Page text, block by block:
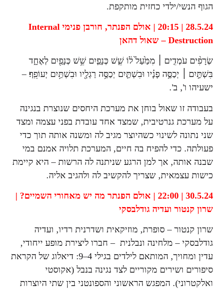
הגוף הנשי/ילדי כחזית מותקפת.
28.5.24 | 20:15 | אולם הפנתר, חורבן פנימי Internal
Destruction –
שאול דהאן
שְׂרָפִ֨ים עֹמְדִ֤ים ׀ מִמַּ֙עַל֙ ל֔וֹ שֵׁ֧שׁ כְּנָפַ֛יִם שֵׁ֥שׁ כְּנָפַ֖יִם לְאֶחָ֑ד
בִּשְׁתַּ֣יִם ׀ יְכַסֶּ֣ה פָנָ֗יו וּבִשְׁתַּ֛יִם יְכַסֶּ֥ה רַגְלָ֖יו וּבִשְׁתַּ֥יִם יְעוֹפֵֽף׃ –
ישעיהו ו', ב'.
בעבודה זו שאול בוחן את מערכת היחסים שנוצרת בנגינה
על מערכת גנרטיבית, שמצד אחד עובדת בפני עצמה ומצד
שני נתונה לשינוי כשהיוצר מגיב לה ומשנה אותה תוך כדי
פעולתה. כדי להפיח בה חיים, המערכת תלויה אמנם במי
שבנה אותה, אך למן הרגע שניתנה לה הרשות – היא קיימת
כישות עצמאית, שצריך להקשיב לה ולהגיב אליה.
30.5.24 |
22:00 | אולם הפנתר מה יש מאחורי השמיים? |
שרון קנטור ועדיה גודלבסקי
שרון קנטור – סופרת, מוזיקאית ושדרנית רדיו, ועדיה
גודלבסקי – מלחינה ונבלנית – חברו ליצירת מופע ייחודי,
עדין ומחויך, המותאם לילדים בגילי 4–9: דיאלוג של הקראת
סיפורים ושירים מקוריים לצד נגינה בנבל (אקוסטי
ואלקטרוני). המפגש הראשוני והספונטני בין שתי היוצרות